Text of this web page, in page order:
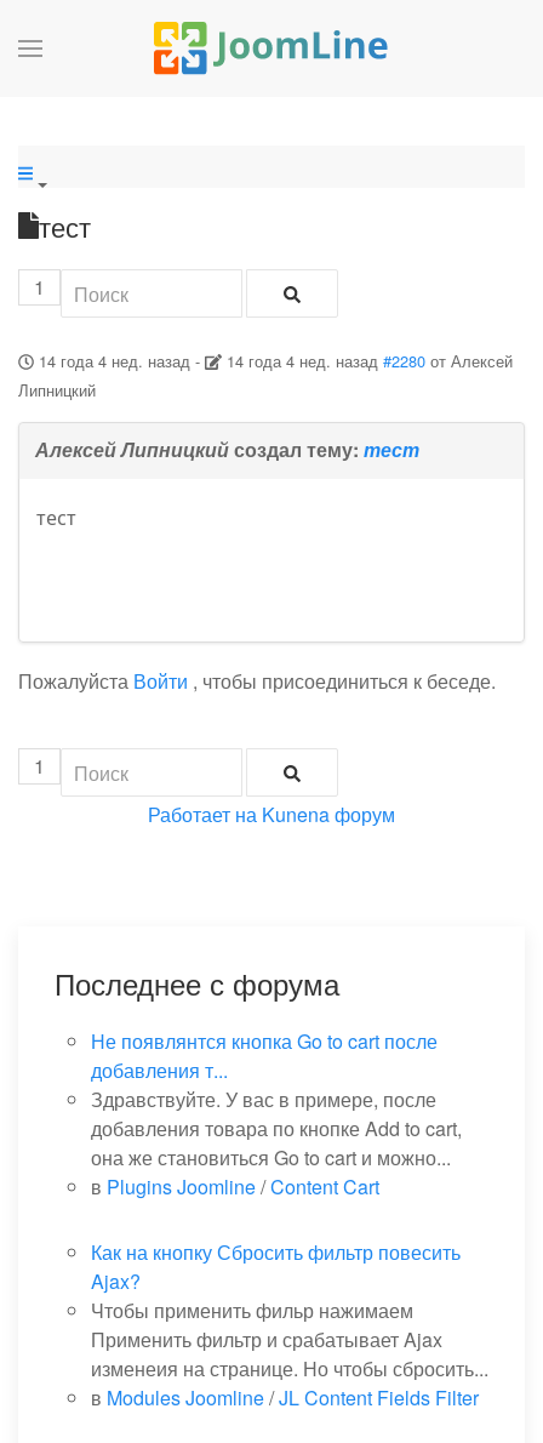
тест
1
14 года 4 нед. назад- 14 года 4 нед. назад #2280 отАлексей
Липницкий
Алексей Липницкийсоздал тему: тест
тест
Пожалуйста Войти , чтобы присоединиться к беседе.
1
Работает на Kunena форум
Последнее с форума
Не появлянтся кнопка Go to cart после
добавления т...
Здравствуйте. У вас в примере, после
добавления товара по кнопке Add to cart,
она же становиться Go to cart и можно...
в Plugins Joomline/Content Cart
Как на кнопку Сбросить фильтр повесить
Ajax?
Чтобы применить фильр нажимаем
Применить фильтр и срабатывает Ajax
изменеия на странице. Но чтобы сбросить...
в Modules Joomline/JL Content Fields Filter